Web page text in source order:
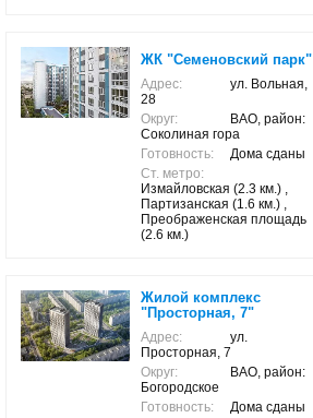
ЖК "Семеновский парк"
Адрес:
ул. Вольная,
28
Округ:
ВАО, район:
Соколиная гора
Готовность:
Дома сданы
Ст. метро:
Измайловская (2.3 км.) ,
Партизанская (1.6 км.) ,
Преображенская площадь
(2.6 км.)
Жилой комплекс
"Просторная, 7"
Адрес:
ул.
Просторная, 7
Округ:
ВАО, район:
Богородское
Готовность:
Дома сданы